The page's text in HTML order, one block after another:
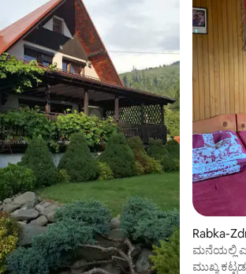
Rabka-
ಮನೆಯಲ್ಲಿ
ಮುಖ್ಯ